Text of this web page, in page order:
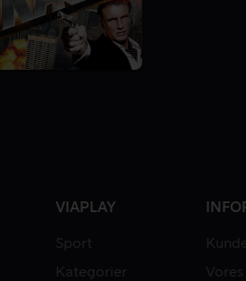
VIAPLAY
Sport
Kategorier